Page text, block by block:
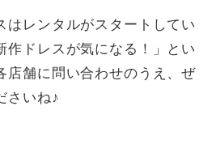
はレンタルがスタートしてい
作ドレスが気になる！」とい
店舗に問い合わせのうえ、ぜ
さいね♪